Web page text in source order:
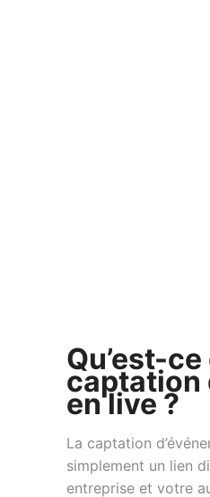
Qu’est-ce
captation
en live ?
La captation
simplement un lien
entreprise et votre